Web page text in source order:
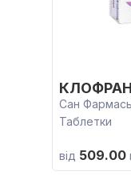
Сан
Таблетки
від 509.00